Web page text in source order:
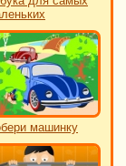
машинку